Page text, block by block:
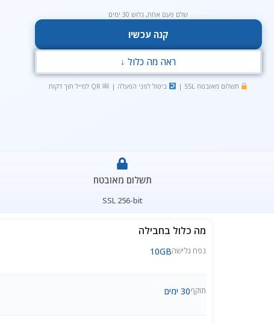
שלם פעם אחת, גלוש 30 ימים
קנה עכשיו
ראה מה כלול ↓
תשלום מאובטח SSL | ביטול לפני הפעלה |
תשלום מאובטח
SSL 256-bit
מה כלול בחבילה
נפח גלישה10GB
תוקף30 ימים